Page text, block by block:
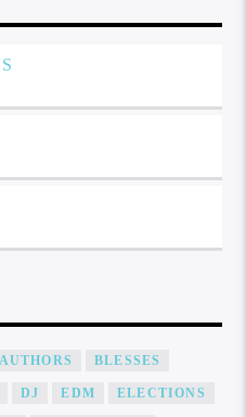
AUTHORS BLESSES
DJ EDM ELECTIONS